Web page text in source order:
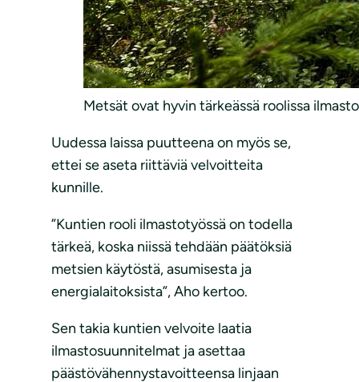
Metsät ovat hyvin tärkeässä roolissa
Uudessa laissa puutteena on myös se,
ettei se aseta riittäviä velvoitteita
kunnille.
”Kuntien rooli ilmastotyössä on todella
tärkeä, koska niissä tehdään päätöksiä
metsien käytöstä, asumisesta ja
energialaitoksista”, Aho kertoo.
Sen takia kuntien velvoite laatia
ilmastosuunnitelmat ja asettaa
päästövähennystavoitteensa linjaan